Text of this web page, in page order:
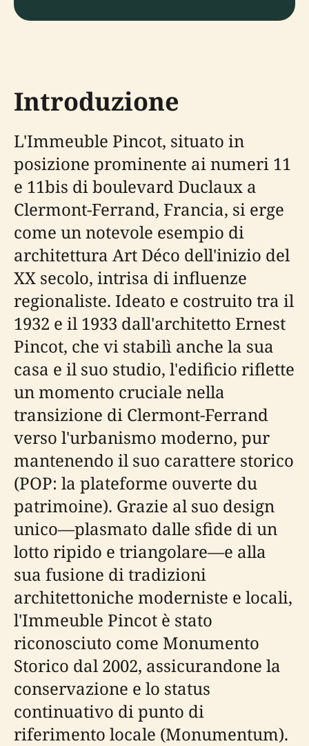
Introduzione
L'Immeuble Pincot, situato in
posizione prominente ai numeri 11
e 11bis di boulevard Duclaux a
Clermont-Ferrand, Francia, si erge
come un notevole esempio di
architettura Art Déco dell'inizio del
XX secolo, intrisa di influenze
regionaliste. Ideato e costruito tra il
1932 e il 1933 dall'architetto Ernest
Pincot, che vi stabilì anche la sua
casa e il suo studio, l'edificio riflette
un momento cruciale nella
transizione di Clermont-Ferrand
verso l'urbanismo moderno, pur
mantenendo il suo carattere storico
(POP: la plateforme ouverte du
patrimoine). Grazie al suo design
unico—plasmato dalle sfide di un
lotto ripido e triangolare—e alla
sua fusione di tradizioni
architettoniche moderniste e locali,
l'Immeuble Pincot è stato
riconosciuto come Monumento
Storico dal 2002, assicurandone la
conservazione e lo status
continuativo di punto di
riferimento locale (Monumentum).